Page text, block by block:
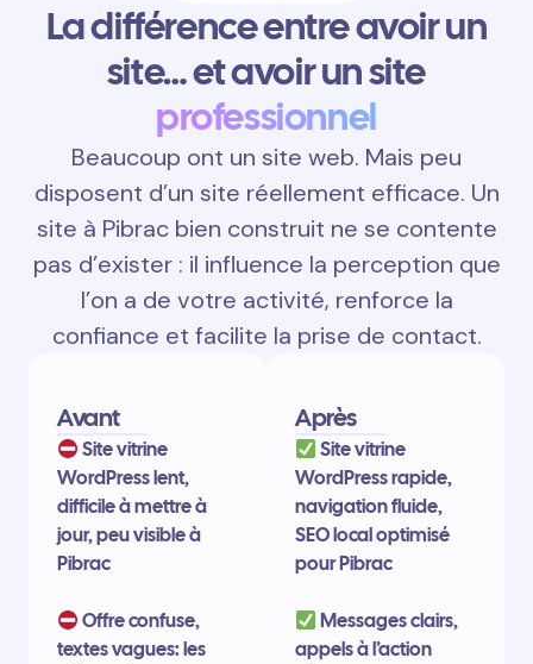
La différence entre avoir un
site… et avoir un site
professionnel
Beaucoup ont un site web. Mais peu
disposent d’un site réellement efficace. Un
site à Pibrac bien construit ne se contente
pas d’exister : il influence la perception que
l’on a de votre activité, renforce la
confiance et facilite la prise de contact.
Avant
Site vitrine
WordPress lent,
difficile à mettre à
jour, peu visible à
Pibrac
Offre confuse,
textes vagues: les
Après
Site vitrine
WordPress rapide,
navigation fluide,
SEO local optimisé
pour Pibrac
Messages clairs,
appels à l’action